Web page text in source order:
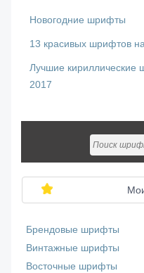
Новогодние шрифты
13 красивых шрифтов
Лучшие
2017
Брендовые шрифты
Винтажные шрифты
Восточные шрифты